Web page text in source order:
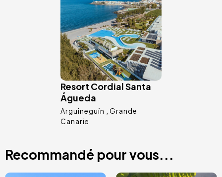
Resort Cordial Santa
Águeda
Arguineguín
Grande
Canarie
Recommandé pour vous...